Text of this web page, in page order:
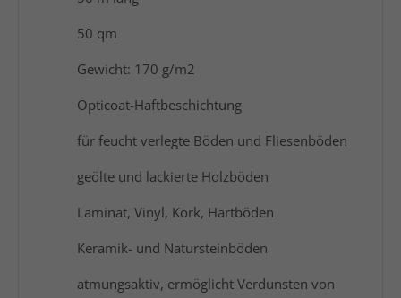
50 qm
Gewicht: 170 g/m2
Opticoat-Haftbeschichtung
für feucht verlegte Böden und Fliesenböden
geölte und lackierte Holzböden
Laminat, Vinyl, Kork, Hartböden
Keramik- und Natursteinböden
atmungsaktiv, ermöglicht Verdunsten von